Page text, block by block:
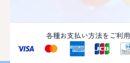
各種お支払い方法をご利